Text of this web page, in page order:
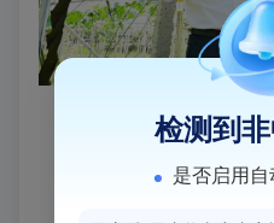
县领导在湖东
检测到
是否启用自